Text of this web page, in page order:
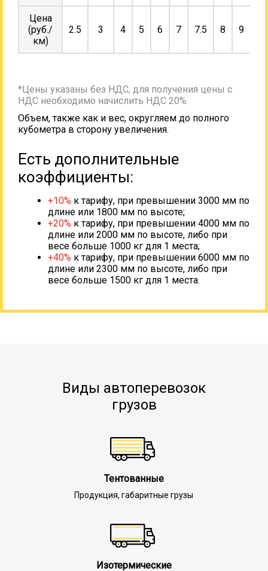
Цена
(руб./
км)
2.5 3 4 5 6 7 7.5 8 9
*Цены указаны без НДС, для получения цены с
НДС необходимо начислить НДС 20%
Объем, также как и вес, округляем до полного
кубометра в сторону увеличения.
Есть дополнительные
коэффициенты:
+10% к тарифу, при превышении 3000 мм по
длине или 1800 мм по высоте;
+20% к тарифу, при превышении 4000 мм по
длине или 2000 мм по высоте, либо при
весе больше 1000 кг для 1 места;
+40% к тарифу, при превышении 6000 мм по
длине или 2300 мм по высоте, либо при
весе больше 1500 кг для 1 места.
Виды автоперевозок
грузов
Тентованные
Продукция, габаритные грузы
Изотермические